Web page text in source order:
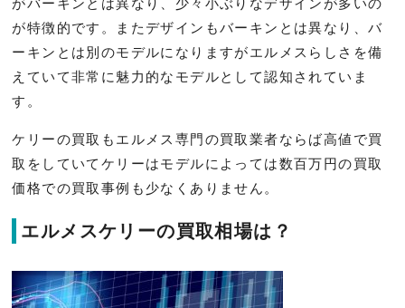
がバーキンとは異なり、少々小ぶりなデザインが多いの
が特徴的です。またデザインもバーキンとは異なり、バ
ーキンとは別のモデルになりますがエルメスらしさを備
えていて非常に魅力的なモデルとして認知されていま
す。
ケリーの買取もエルメス専門の買取業者ならば高値で買
取をしていてケリーはモデルによっては数百万円の買取
価格での買取事例も少なくありません。
エルメスケリーの買取相場は？